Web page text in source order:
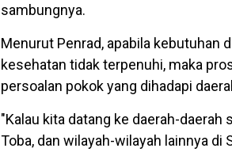
sambungnya.
Menurut Penrad, apabila kebutuhan
kesehatan tidak terpenuhi, maka
persoalan pokok yang dihadapi
"Kalau kita datang ke daerah-daerah
Toba, dan wilayah-wilayah lainnya di